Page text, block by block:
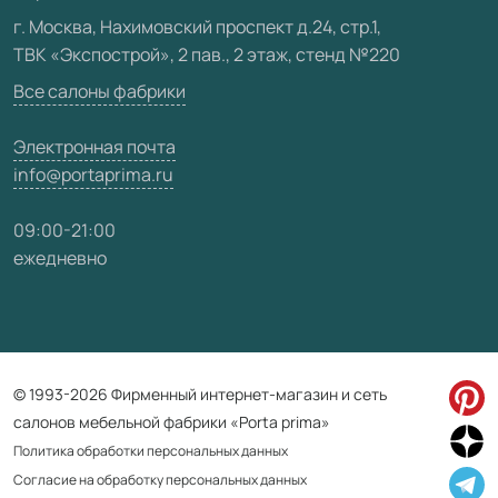
Видео
Карта сайта
г. Москва, Нахимовский проспект д.24, стр.1,
ТВК «Экспострой», 2 пав., 2 этаж, стенд №220
Все салоны фабрики
Электронная почта
info@portaprima.ru
09:00-21:00
ежедневно
© 1993-2026 Фирменный интернет-магазин и сеть
салонов мебельной фабрики «Porta prima»
Политика обработки персональных данных
Согласие на обработку персональных данных